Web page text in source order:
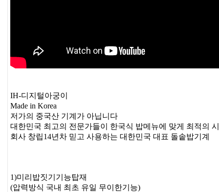
IH-디지털아궁이
Made in Korea
저가의 중국산 기계가 아닙니다
대한민국 최고의 전문가들이 한국식 밥메뉴에 맞게 최적의
회사 창립14년차 믿고 사용하는 대한민국 대표 돌솥밥기계
1)미리밥짓기기능탑재
(압력방식 국내 최초 유일 무이한기능)